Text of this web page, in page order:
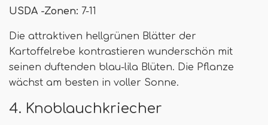
USDA -Zonen: 7-11
Die attraktiven hellgrünen Blätter der
Kartoffelrebe kontrastieren wunderschön mit
seinen duftenden blau-lila Blüten. Die Pflanze
wächst am besten in voller Sonne.
4. Knoblauchkriecher